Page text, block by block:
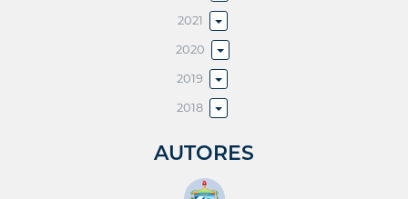
2021
2020
2019
2018
AUTORES